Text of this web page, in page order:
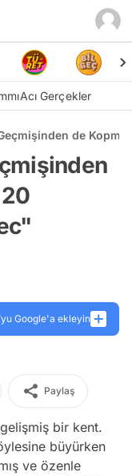
Acı Gerçekler
de
Google'a ekleyin
Paylaş
bir kent.
büyürken
ve özenle